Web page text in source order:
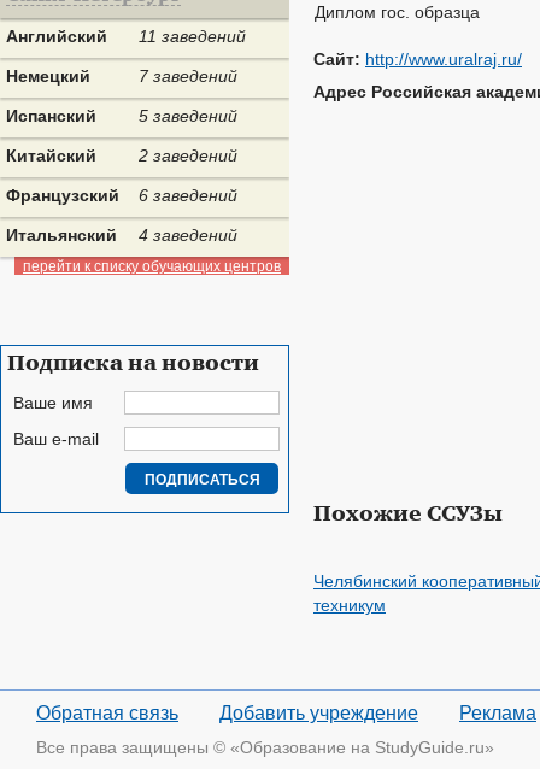
Диплом гос. образца
Сайт: http://www.uralraj.ru/
Адрес Российская
Похожие ССУЗы
Челябинский
техникум
Английский 11 заведений
Немецкий 7 заведений
Испанский 5 заведений
Китайский 2 заведений
Французский 6 заведений
Итальянский 4 заведений
перейти к списку обучающих центров
Подписка на новости
Ваше имя
Ваш e-mail
Обратная связь Добавить учреждение Реклама
Все права защищены © «Образование на StudyGuide.ru»